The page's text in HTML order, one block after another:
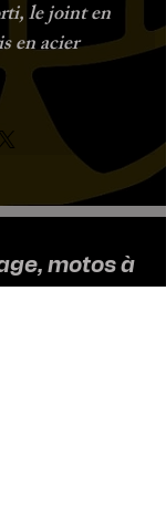
le joint en
en acier
motos à